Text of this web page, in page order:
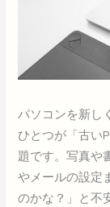
パソコンを新し
ひとつが「古い
題です。写真や
やメールの設定
のかな？」と不